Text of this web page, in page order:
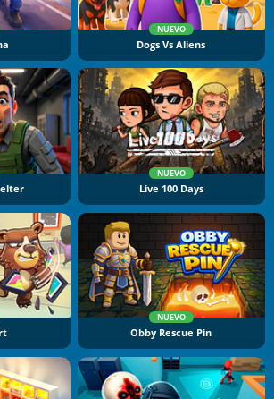
NUEVO
Dogs Vs Aliens
NUEVO
Live 100 Days
NUEVO
Obby Rescue Pin